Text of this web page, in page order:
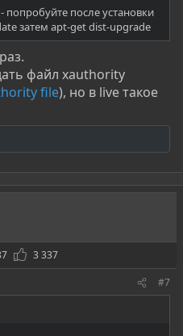
после установки
затем apt-get dist-upgrade
файл xauthority
file), но в live такое
3 337
#7